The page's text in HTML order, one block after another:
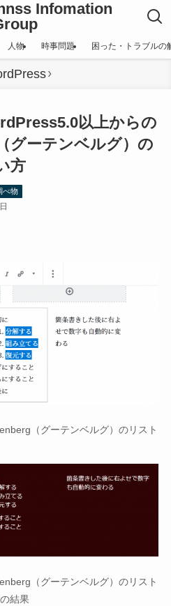
Infomation
人物 時事問題 困った・トラブルの
以上からの
グーテンベルグ）の
方
べ物
（グーテンベルグ）のリスト
（グーテンベルグ）のリスト
の結果